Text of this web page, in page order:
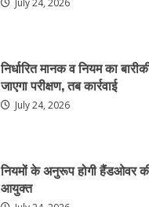
July 24, 2026
नियमों के अनुरूप होगी हैंडओवर की
आयुक्त
July 24, 2026
हाई-रिस्क इमारतों के ओसी में बड़ा
निजीविशेषज्ञों की रिपोर्ट पर भी
प्रमाणपत्र